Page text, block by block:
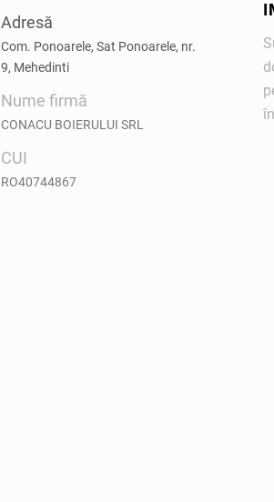
Adresă
Com. Ponoarele, Sat Ponoarele, nr.
9, Mehedinti
Nume firmă
CONACU BOIERULUI SRL
CUI
RO40744867